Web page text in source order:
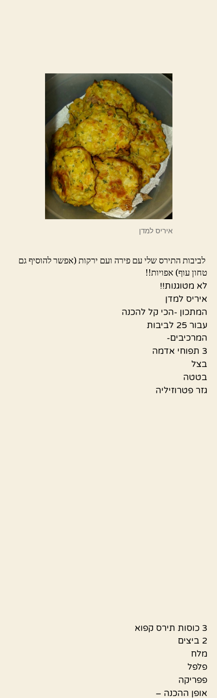
איריס למדן
לביבות התירס שלי עם פירה ועם ירקות (אפשר להוסיף גם
טחון עוף) אפויות!!
לא מטוגנות!!
איריס למדן
המתכון -הכי קל להכנה
עבור 25 לביבות
המרכיבים-
3 תפוחי אדמה
בצל
בטטה
גזר פטרוזיליה
3 כוסות תירס קפוא
2 ביצים
מלח
פלפל
פפריקה
אופן ההכנה –